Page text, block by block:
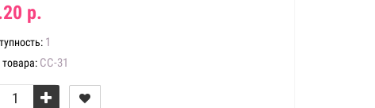
р.
1
СС-31